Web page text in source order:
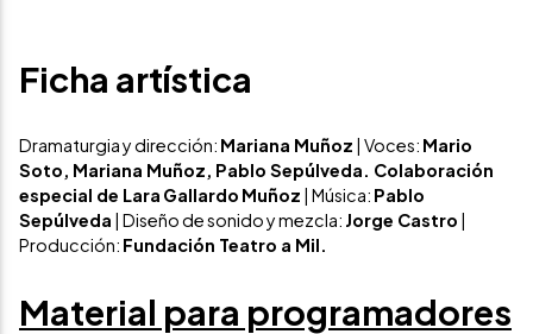
Ficha artística
Dramaturgia y dirección: Mariana Muñoz | Voces: Mario
Soto, Mariana Muñoz, Pablo Sepúlveda. Colaboración
especial de Lara Gallardo Muñoz | Música: Pablo
Sepúlveda | Diseño de sonido y mezcla: Jorge Castro |
Producción: Fundación Teatro a Mil.
Material para programadores